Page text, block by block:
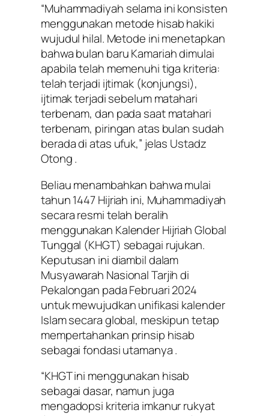
“Muhammadiyah selama ini konsisten
menggunakan metode hisab hakiki
wujudul hilal. Metode ini menetapkan
bahwa bulan baru Kamariah dimulai
apabila telah memenuhi tiga kriteria:
telah terjadi ijtimak (konjungsi),
ijtimak terjadi sebelum matahari
terbenam, dan pada saat matahari
terbenam, piringan atas bulan sudah
berada di atas ufuk,” jelas Ustadz
Otong .
Beliau menambahkan bahwa mulai
tahun 1447 Hijriah ini, Muhammadiyah
secara resmi telah beralih
menggunakan Kalender Hijriah Global
Tunggal (KHGT) sebagai rujukan.
Keputusan ini diambil dalam
Musyawarah Nasional Tarjih di
Pekalongan pada Februari 2024
untuk mewujudkan unifikasi kalender
Islam secara global, meskipun tetap
mempertahankan prinsip hisab
sebagai fondasi utamanya .
“KHGT ini menggunakan hisab
sebagai dasar, namun juga
mengadopsi kriteria imkanur rukyat